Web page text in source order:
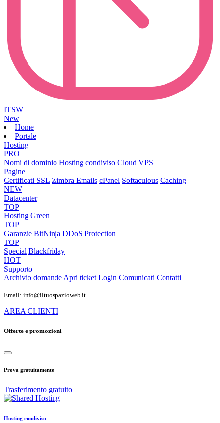
ITSW
New
Home
Portale
Hosting
PRO
Nomi di dominio Hosting condiviso Cloud VPS
Pagine
Certificati SSL Zimbra Emails cPanel Softaculous Caching
NEW
Datacenter
TOP
Hosting Green
TOP
Garanzie BitNinja DDoS Protection
TOP
Special Blackfriday
HOT
Supporto
Archivio domandeApri ticket Login Comunicati Contatti
Email: info@iltuospazioweb.it
AREA CLIENTI
Offerte e promozioni
Prova gratuitamente
Trasferimento gratuito
Hosting condiviso